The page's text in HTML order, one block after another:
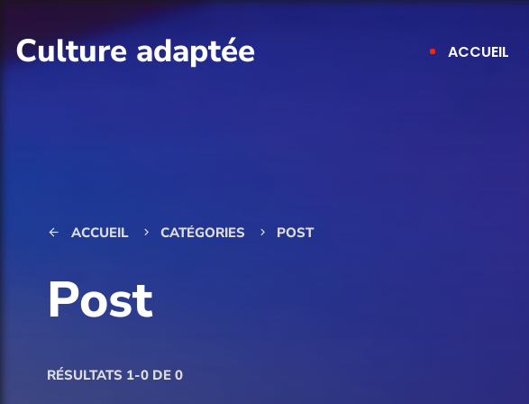
Culture adaptée ACCUEIL
arrow_back ACCUEIL keyboard_arrow_right CATÉGORIES keyboard_arrow_right POST
Post
RÉSULTATS 1-0 DE 0